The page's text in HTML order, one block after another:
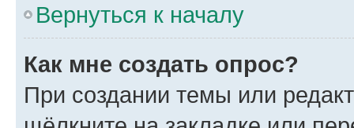
Вернуться к началу
Как мне создать опрос?
При создании темы или